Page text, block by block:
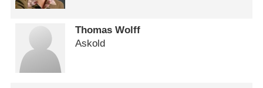
Thomas Wolff
Askold